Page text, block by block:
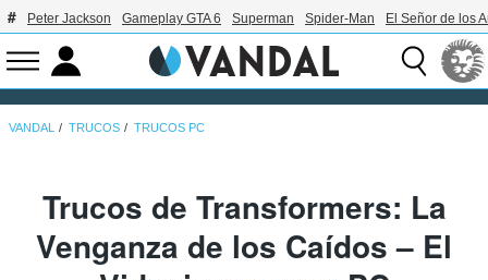
Peter Jackson Gameplay GTA 6 Superman Spider-Man El Señor de los
VANDAL TRUCOS TRUCOS PC
Trucos de Transformers: La
Venganza de los Caídos – El